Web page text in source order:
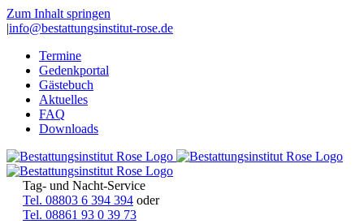
Zum Inhalt springen
|info@bestattungsinstitut-rose.de
Termine
Gedenkportal
Gästebuch
Aktuelles
FAQ
Downloads
Tag- und Nacht-Service
Tel. 08803 6 394 394 oder
Tel. 08861 93 0 39 73